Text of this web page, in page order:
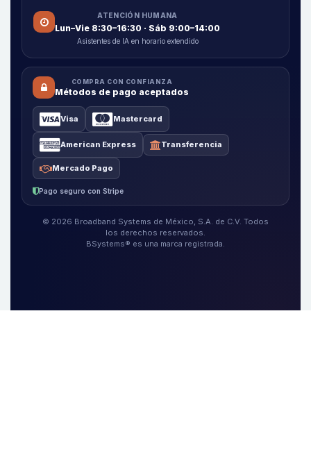
ATENCIÓN HUMANA
Lun–Vie 8:30–16:30 · Sáb 9:00–14:00
Asistentes de IA en horario extendido
COMPRA CON CONFIANZA
Métodos de pago aceptados
Visa Mastercard
American Express Transferencia
Mercado Pago
Pago seguro con Stripe
© 2026 Broadband Systems de México, S.A. de C.V. Todos
los derechos reservados.
BSystems® es una marca registrada.